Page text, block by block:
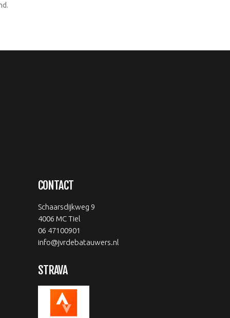
CONTACT
Schaarsdijkweg 9
4006 MC Tiel
06 47100901
info@jvrdebatauwers.nl
STRAVA